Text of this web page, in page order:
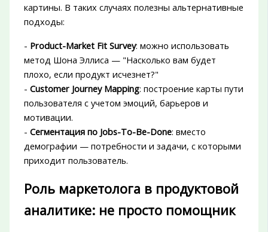
картины. В таких случаях полезны альтернативные
подходы:
- Product-Market Fit Survey: можно использовать
метод Шона Эллиса — "Насколько вам будет
плохо, если продукт исчезнет?"
- Customer Journey Mapping: построение карты пути
пользователя с учетом эмоций, барьеров и
мотивации.
- Сегментация по Jobs-To-Be-Done: вместо
демографии — потребности и задачи, с которыми
приходит пользователь.
Роль маркетолога в продуктовой
аналитике: не просто помощник